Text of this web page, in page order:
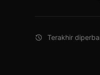
Terakhir